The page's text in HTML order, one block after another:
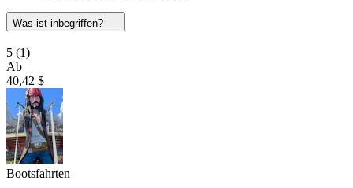
Was ist inbegriffen?
5 (1)
Ab
40,42 $
Bootsfahrten